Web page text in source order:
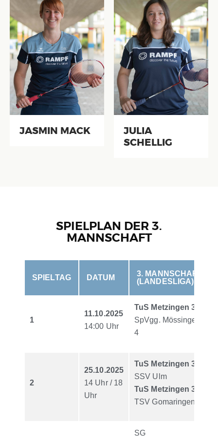
JASMIN MACK
JULIA
SCHELLIG
SPIELPLAN DER 3.
MANNSCHAFT
SPIELTAG DATUM
3. MANNSCHAFT
(LANDESLIGA)
1
11.10.2025
14:00 Uhr
TuS Metzingen 3
SpVgg. Mössingen
4
2
25.10.2025
14 Uhr / 18
Uhr
TuS Metzingen 3
SSV Ulm
TuS Metzingen 3
TSV Gomaringen
SG